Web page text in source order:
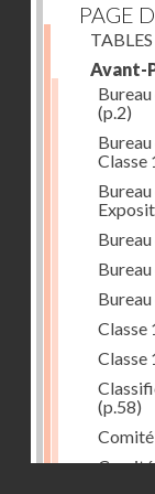
PAGE
Avant-
(p.2)
Classe
Classe
Classe
(p.58)